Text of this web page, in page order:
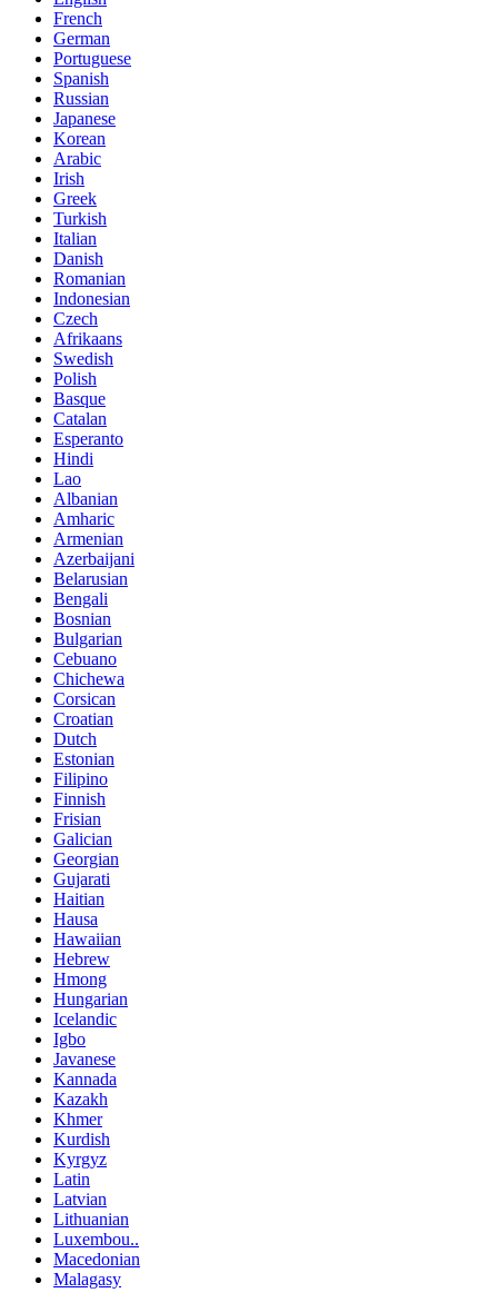
French
German
Portuguese
Spanish
Russian
Japanese
Korean
Arabic
Irish
Greek
Turkish
Italian
Danish
Romanian
Indonesian
Czech
Afrikaans
Swedish
Polish
Basque
Catalan
Esperanto
Hindi
Lao
Albanian
Amharic
Armenian
Azerbaijani
Belarusian
Bengali
Bosnian
Bulgarian
Cebuano
Chichewa
Corsican
Croatian
Dutch
Estonian
Filipino
Finnish
Frisian
Galician
Georgian
Gujarati
Haitian
Hausa
Hawaiian
Hebrew
Hmong
Hungarian
Icelandic
Igbo
Javanese
Kannada
Kazakh
Khmer
Kurdish
Kyrgyz
Latin
Latvian
Lithuanian
Luxembou..
Macedonian
Malagasy